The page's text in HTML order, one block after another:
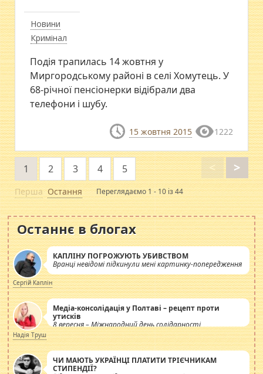
Новини
Кримінал
Подія трапилась 14 жовтня у
Миргородському районі в селі Хомутець. У
68-річної пенсіонерки відібрали два
телефони і шубу.
15 жовтня 2015 1222
Перша
<
1 2 3 4 5 >
Остання Переглядаємо 1 - 10 із 44
Останнє в блогах
КАПЛІНУ ПОГРОЖУЮТЬ УБИВСТВОМ
Вранці невідомі підкинули мені картинку-попередження
Сергій Каплін
Медіа-консолідація у Полтаві – рецепт проти
утисків
8 вересня – Міжнародний день солідарності
журналістів.
Надія Труш
ЧИ МАЮТЬ УКРАЇНЦІ ПЛАТИТИ ТРІЄЧНИКАМ
СТИПЕНДІЇ?